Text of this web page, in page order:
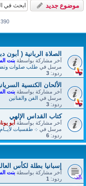
موضوع جديد
390 موضوعًا
الصلاة الربانية ( أبون
آخر مشاركة بواسطةبنت
مرسل فيطلب صلوات
ردود: 3
الألحان الكنسية
آخر مشاركة بواسطةبنت
مرسل فيالفن والفنانين
ردود: 3
كتاب القداس الإلهي
آخر مشاركة بواسطةأبو
مرسل في܀ طقسيات لأيــام
ردود: 6
إسبانيا بطلة لكأس العالم 2026 بعد إسقاط الأرجنتين في
آخر مشاركة بواسطةبنت
ردود: 1